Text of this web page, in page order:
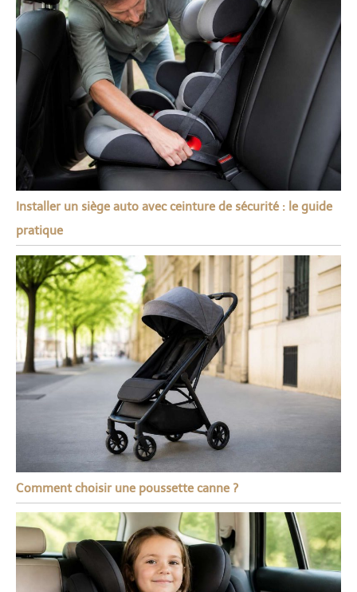
Installer un siège auto avec ceinture de sécurité : le guide
pratique
Comment choisir une poussette canne ?